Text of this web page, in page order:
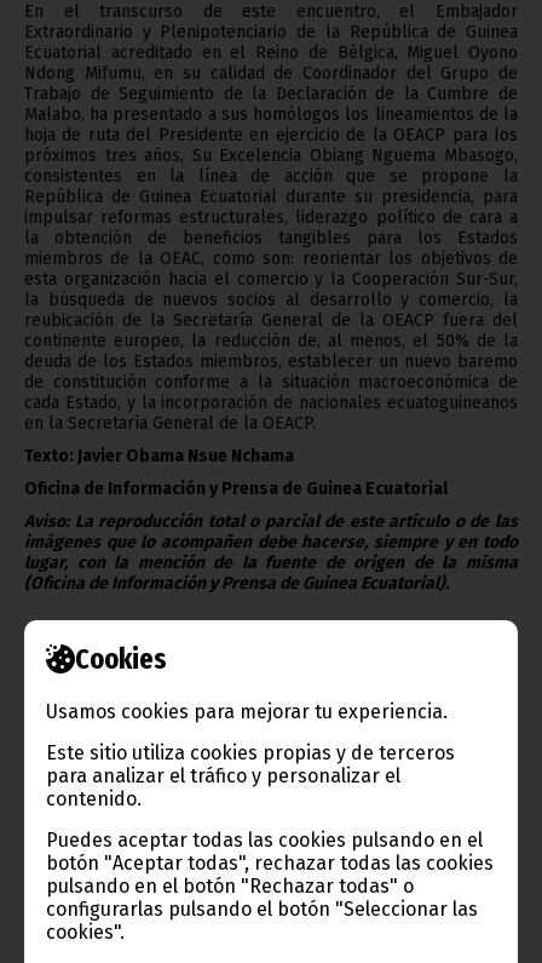
Cookies
Usamos cookies para mejorar tu experiencia.
Este sitio utiliza cookies propias y de terceros
para analizar el tráfico y personalizar el
contenido.
Puedes aceptar todas las cookies pulsando en el
botón "Aceptar todas", rechazar todas las cookies
pulsando en el botón "Rechazar todas" o
configurarlas pulsando el botón "Seleccionar las
cookies".
En el transcurso de este encuentro, el Embajador
Extraordinario y Plenipotenciario de la República de Guinea
Ecuatorial acreditado en el Reino de Bélgica, Miguel Oyono
Ndong Mifumu, en su calidad de Coordinador del Grupo de
Trabajo de Seguimiento de la Declaración de la Cumbre de
Malabo, ha presentado a sus homólogos los lineamientos de la
hoja de ruta del Presidente en ejercicio de la OEACP para los
próximos tres años, Su Excelencia Obiang Nguema Mbasogo,
consistentes en la línea de acción que se propone la
República de Guinea Ecuatorial durante su presidencia, para
impulsar reformas estructurales, liderazgo político de cara a
la obtención de beneficios tangibles para los Estados
miembros de la OEAC, como son: reorientar los objetivos de
esta organización hacia el comercio y la Cooperación Sur-Sur,
la búsqueda de nuevos socios al desarrollo y comercio, la
reubicación de la Secretaría General de la OEACP fuera del
continente europeo, la reducción de, al menos, el 50% de la
deuda de los Estados miembros, establecer un nuevo baremo
de constitución conforme a la situación macroeconómica de
cada Estado, y la incorporación de nacionales ecuatoguineanos
en la Secretaría General de la OEACP.
Texto: Javier Obama Nsue Nchama
Oficina de Información y Prensa de Guinea Ecuatorial
Aviso: La reproducción total o parcial de este artículo o de las
imágenes que lo acompañen debe hacerse, siempre y en todo
lugar, con la mención de la fuente de origen de la misma
(Oficina de Información y Prensa de Guinea Ecuatorial).
Gobierno e Instituciones
Información de Guinea Ecuatorial